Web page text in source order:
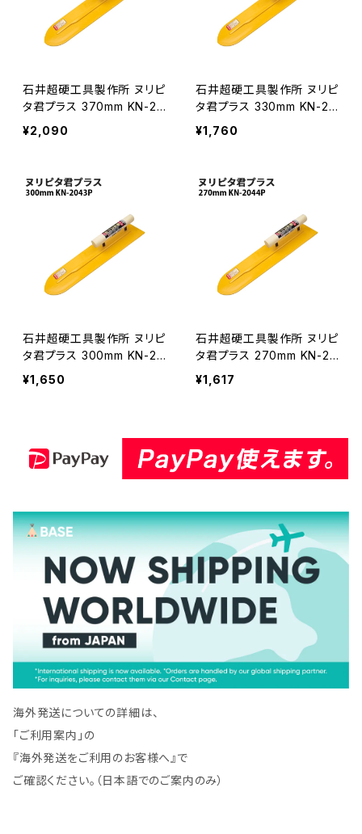
石井超硬工具製作所 ヌリピ
タ君プラス 370mm KN-20
41P プロ用鏝 こて コテ ≪
メーカー直送≫ KN-2041P
¥2,090
石井超硬工具製作所 ヌリピ
タ君プラス 330mm KN-20
42P プロ用鏝 こて コテ ≪
メーカー直送≫ KN-2042
¥1,760
石井超硬工具製作所 ヌリピ
タ君プラス 300mm KN-20
43P プロ用鏝 こて コテ ≪
メーカー直送≫ KN-2043
¥1,650
石井超硬工具製作所 ヌリピ
タ君プラス 270mm KN-20
44P プロ用鏝 こて コテ≪
メーカー直送≫ KN-2044
¥1,617
海外発送についての詳細は、
「ご利用案内」の
『海外発送をご利用のお客様へ』で
ご確認ください。（日本語でのご案内のみ）